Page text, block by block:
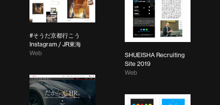
#そうだ京都行こう
Instagram / JR東海
Web
SHUEISHA Recruiting
Site 2019
Web